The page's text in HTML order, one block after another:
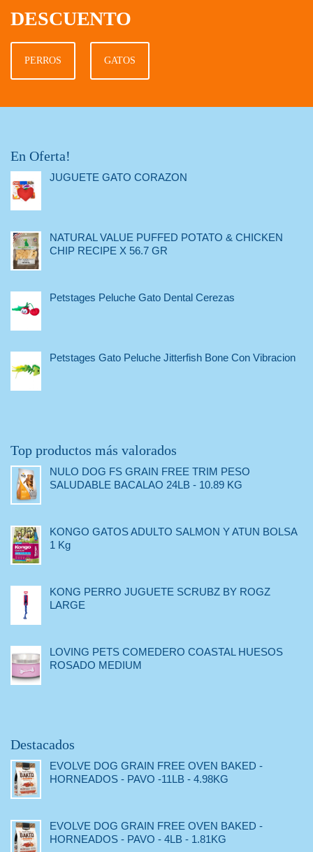
DESCUENTO
PERROS GATOS
En Oferta!
JUGUETE GATO CORAZON
NATURAL VALUE PUFFED POTATO & CHICKEN
CHIP RECIPE X 56.7 GR
Petstages Peluche Gato Dental Cerezas
Petstages Gato Peluche Jitterfish Bone Con Vibracion
Top productos más valorados
NULO DOG FS GRAIN FREE TRIM PESO
SALUDABLE BACALAO 24LB - 10.89 KG
KONGO GATOS ADULTO SALMON Y ATUN BOLSA
1 Kg
KONG PERRO JUGUETE SCRUBZ BY ROGZ
LARGE
LOVING PETS COMEDERO COASTAL HUESOS
ROSADO MEDIUM
Destacados
EVOLVE DOG GRAIN FREE OVEN BAKED -
HORNEADOS - PAVO -11LB - 4.98KG
EVOLVE DOG GRAIN FREE OVEN BAKED -
HORNEADOS - PAVO - 4LB - 1.81KG